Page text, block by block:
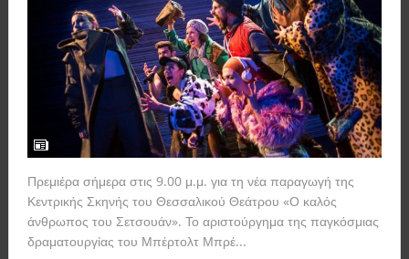
Πρεμιέρα σήμερα στις 9.00 μ.μ. για τη νέα παραγωγή της
Κεντρικής Σκηνής του Θεσσαλικού Θεάτρου «Ο καλός
άνθρωπος του Σετσουάν». Το αριστούργημα της παγκόσμιας
δραματουργίας του Μπέρτολτ Μπρέ...